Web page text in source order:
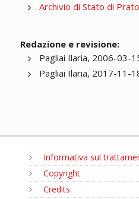
Archivio di Stato di Prato
Redazione e revisione:
Pagliai Ilaria, 2006-03-
Pagliai Ilaria, 2017-11-
Informativa sul
Copyright
Credits